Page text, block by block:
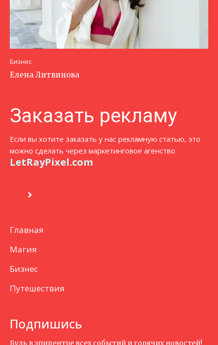
Бизнес
Елена Литвинова
Заказать рекламу
Если вы хотите заказать у нас рекламную статью, это
можно сделать через маркетинговое агенство
LetRayPixel.com
Главная
Магия
Бизнес
Путешествия
Подпишись
Будь в эпицентре всех событий и горячих новостей!